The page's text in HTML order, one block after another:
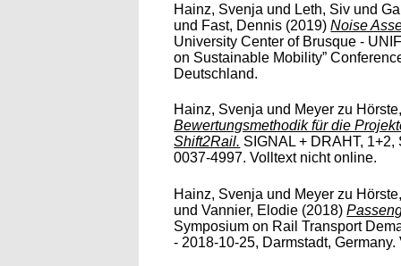
Hainz, Svenja und Leth, Siv und
und Fast, Dennis (2019)Noise
University Center of Brusque -
on Sustainable Mobility”
Deutschland.
Hainz, Svenja und Meyer zu
Bewertungsmethodik für die
Shift2Rail. SIGNAL + DRAHT,
0037-4997. Volltext nicht online.
Hainz, Svenja und Meyer zu
undVannier, Elodie (2018)
Symposium on Rail Transport
- 2018-10-25, Darmstadt,